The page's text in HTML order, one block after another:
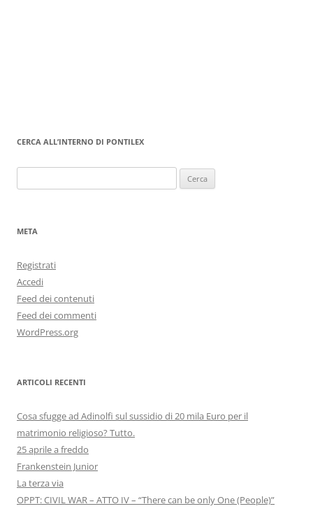
CERCA ALL’INTERNO DI PONTILEX
per:
META
Registrati
Accedi
Feed dei contenuti
Feed dei commenti
WordPress.org
ARTICOLI RECENTI
Cosa sfugge ad Adinolfi sul sussidio di 20 mila Euro per il
matrimonio religioso? Tutto.
25 aprile a freddo
Frankenstein Junior
La terza via
OPPT: CIVIL WAR – ATTO IV – “There can be only One (People)”